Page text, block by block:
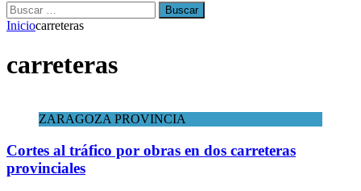
Buscar:
Iniciocarreteras
carreteras
ZARAGOZA PROVINCIA
Cortes al tráfico por obras en dos carreteras
provinciales